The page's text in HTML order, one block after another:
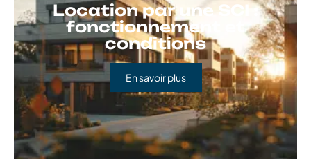
Location par une SCI :
fonctionnement et
conditions
En savoir plus